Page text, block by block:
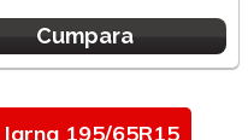
Cumpara
195/65R15